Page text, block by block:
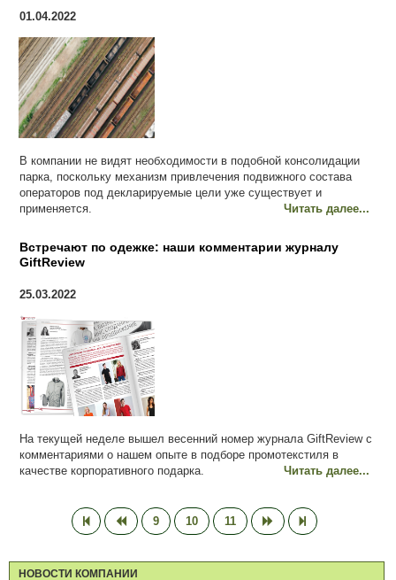
01.04.2022
В компании не видят необходимости в подобной консолидации
парка, поскольку механизм привлечения подвижного состава
операторов под декларируемые цели уже существует и
применяется.
Читать далее...
Встречают по одежке: наши комментарии журналу
GiftReview
25.03.2022
На текущей неделе вышел весенний номер журнала GiftReview с
комментариями о нашем опыте в подборе промотекстиля в
качестве корпоративного подарка.
Читать далее...
9 10 11
НОВОСТИ КОМПАНИИ